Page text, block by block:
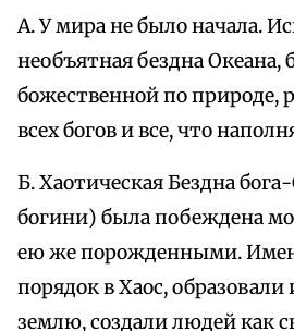
А. У мира не было начала.
необъятная бездна Океана,
божественной по природе,
всех богов и все, что
Б. Хаотическая Бездна
богини) была побеждена
ею же порожденными.
порядок в Хаос, образовали
землю, создали людей как